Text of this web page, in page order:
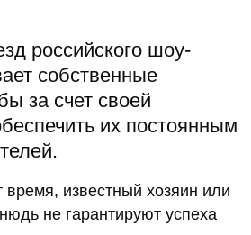
российского шоу-
собственные
за счет своей
их постоянным
время, известный хозяин или
не гарантируют успеха